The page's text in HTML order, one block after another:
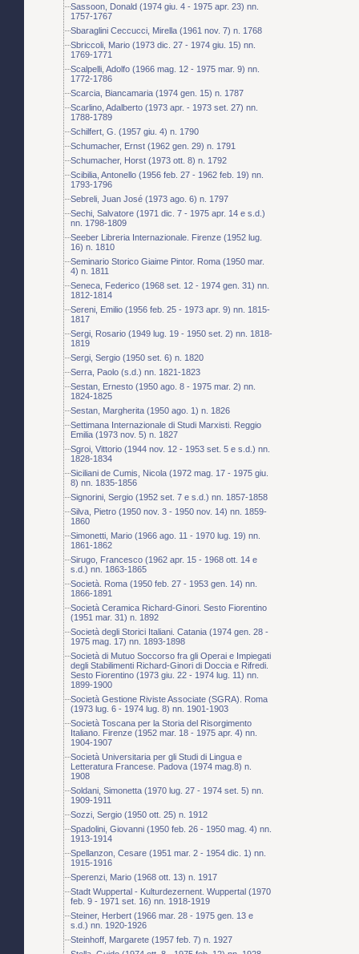
Sassoon, Donald (1974 giu. 4 - 1975 apr. 23) nn.
1757-1767
Sbaraglini Ceccucci, Mirella (1961 nov. 7) n. 1768
Sbriccoli, Mario (1973 dic. 27 - 1974 giu. 15) nn.
1769-1771
Scalpelli, Adolfo (1966 mag. 12 - 1975 mar. 9) nn.
1772-1786
Scarcia, Biancamaria (1974 gen. 15) n. 1787
Scarlino, Adalberto (1973 apr. - 1973 set. 27) nn.
1788-1789
Schilfert, G. (1957 giu. 4) n. 1790
Schumacher, Ernst (1962 gen. 29) n. 1791
Schumacher, Horst (1973 ott. 8) n. 1792
Scibilia, Antonello (1956 feb. 27 - 1962 feb. 19) nn.
1793-1796
Sebreli, Juan José (1973 ago. 6) n. 1797
Sechi, Salvatore (1971 dic. 7 - 1975 apr. 14 e s.d.)
nn. 1798-1809
Seeber Libreria Internazionale. Firenze (1952 lug.
16) n. 1810
Seminario Storico Giaime Pintor. Roma (1950 mar.
4) n. 1811
Seneca, Federico (1968 set. 12 - 1974 gen. 31) nn.
1812-1814
Sereni, Emilio (1956 feb. 25 - 1973 apr. 9) nn. 1815-
1817
Sergi, Rosario (1949 lug. 19 - 1950 set. 2) nn. 1818-
1819
Sergi, Sergio (1950 set. 6) n. 1820
Serra, Paolo (s.d.) nn. 1821-1823
Sestan, Ernesto (1950 ago. 8 - 1975 mar. 2) nn.
1824-1825
Sestan, Margherita (1950 ago. 1) n. 1826
Settimana Internazionale di Studi Marxisti. Reggio
Emilia (1973 nov. 5) n. 1827
Sgroi, Vittorio (1944 nov. 12 - 1953 set. 5 e s.d.) nn.
1828-1834
Siciliani de Cumis, Nicola (1972 mag. 17 - 1975 giu.
8) nn. 1835-1856
Signorini, Sergio (1952 set. 7 e s.d.) nn. 1857-1858
Silva, Pietro (1950 nov. 3 - 1950 nov. 14) nn. 1859-
1860
Simonetti, Mario (1966 ago. 11 - 1970 lug. 19) nn.
1861-1862
Sirugo, Francesco (1962 apr. 15 - 1968 ott. 14 e
s.d.) nn. 1863-1865
Società. Roma (1950 feb. 27 - 1953 gen. 14) nn.
1866-1891
Società Ceramica Richard-Ginori. Sesto Fiorentino
(1951 mar. 31) n. 1892
Società degli Storici Italiani. Catania (1974 gen. 28 -
1975 mag. 17) nn. 1893-1898
Società di Mutuo Soccorso fra gli Operai e Impiegati
degli Stabilimenti Richard-Ginori di Doccia e Rifredi.
Sesto Fiorentino (1973 giu. 22 - 1974 lug. 11) nn.
1899-1900
Società Gestione Riviste Associate (SGRA). Roma
(1973 lug. 6 - 1974 lug. 8) nn. 1901-1903
Società Toscana per la Storia del Risorgimento
Italiano. Firenze (1952 mar. 18 - 1975 apr. 4) nn.
1904-1907
Società Universitaria per gli Studi di Lingua e
Letteratura Francese. Padova (1974 mag.8) n.
1908
Soldani, Simonetta (1970 lug. 27 - 1974 set. 5) nn.
1909-1911
Sozzi, Sergio (1950 ott. 25) n. 1912
Spadolini, Giovanni (1950 feb. 26 - 1950 mag. 4) nn.
1913-1914
Spellanzon, Cesare (1951 mar. 2 - 1954 dic. 1) nn.
1915-1916
Sperenzi, Mario (1968 ott. 13) n. 1917
Stadt Wuppertal - Kulturdezernent. Wuppertal (1970
feb. 9 - 1971 set. 16) nn. 1918-1919
Steiner, Herbert (1966 mar. 28 - 1975 gen. 13 e
s.d.) nn. 1920-1926
Steinhoff, Margarete (1957 feb. 7) n. 1927